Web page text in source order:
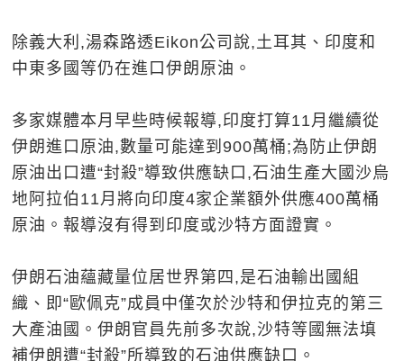
除義大利,湯森路透Eikon公司說,土耳其、印度和
中東多國等仍在進口伊朗原油。
多家媒體本月早些時候報導,印度打算11月繼續從
伊朗進口原油,數量可能達到900萬桶;為防止伊朗
原油出口遭“封殺”導致供應缺口,石油生產大國沙烏
地阿拉伯11月將向印度4家企業額外供應400萬桶
原油。報導沒有得到印度或沙特方面證實。
伊朗石油蘊藏量位居世界第四,是石油輸出國組
織、即“歐佩克”成員中僅次於沙特和伊拉克的第三
大產油國。伊朗官員先前多次說,沙特等國無法填
補伊朗遭“封殺”所導致的石油供應缺口。